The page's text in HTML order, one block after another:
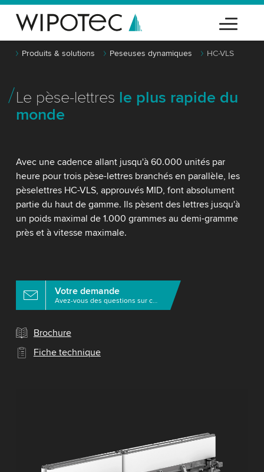
Produits & solutions Peseuses dynamiques HC-VLS
Le pèse-lettres le plus rapide du
monde
Avec une cadence allant jusqu'à 60.000 unités par
heure pour trois pèse-lettres branchés en parallèle, les
pèselettres HC-VLS, approuvés MID, font absolument
partie du haut de gamme. Ils pèsent des lettres jusqu'à
un poids maximal de 1.000 grammes au demi-gramme
près et à vitesse maximale.
Votre demande
Avez-vous des questions sur ce produit?
Brochure
Fiche technique